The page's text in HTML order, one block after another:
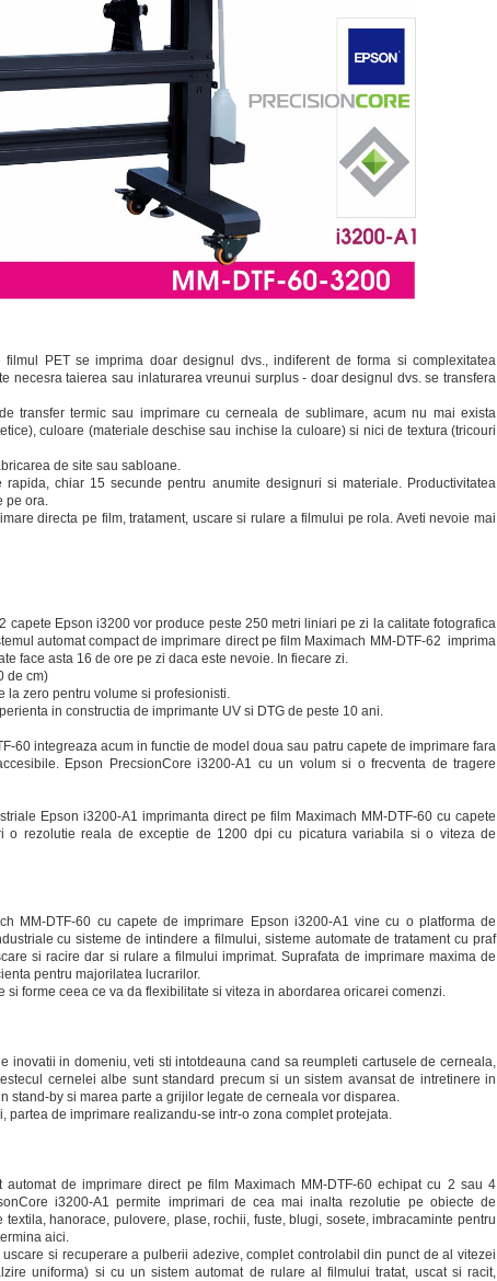
PET se imprima doar designul dvs., indiferent de forma si complexitatea
necesra taierea sau inlaturarea vreunui surplus - doar designul dvs. se transfera
transfer termic sau imprimare cu cerneala de sublimare, acum nu mai exista
culoare (materiale deschise sau inchise la culoare) si nici de textura (tricouri
de site sau sabloane.
chiar 15 secunde pentru anumite designuri si materiale. Productivitatea
pe ora.
directa pe film, tratament, uscare si rulare a filmului pe rola. Aveti nevoie mai
capete Epson i3200 vor produce peste 250 metri liniari pe zi la calitate fotografica
automat compact de imprimare direct pe film Maximach MM-DTF-62 imprima
face asta 16 de ore pe zi daca este nevoie. In fiecare zi.
de cm)
la zero pentru volume si profesionisti.
in constructia de imprimante UV si DTG de peste 10 ani.
60 integreaza acum in functie de model doua sau patru capete de imprimare fara
Epson PrecsionCore i3200-A1 cu un volum si o frecventa de tragere
Epson i3200-A1 imprimanta direct pe film Maximach MM-DTF-60 cu capete
o rezolutie reala de exceptie de 1200 dpi cu picatura variabila si o viteza de
MM-DTF-60 cu capete de imprimare Epson i3200-A1 vine cu o platforma de
cu sisteme de intindere a filmului, sisteme automate de tratament cu praf
si racire dar si rulare a filmului imprimat. Suprafata de imprimare maxima de
pentru majorilatea lucrarilor.
si forme ceea ce va da flexibilitate si viteza in abordarea oricarei comenzi.
inovatii in domeniu, veti sti intotdeauna cand sa reumpleti cartusele de cerneala,
cernelei albe sunt standard precum si un sistem avansat de intretinere in
stand-by si marea parte a grijilor legate de cerneala vor disparea.
partea de imprimare realizandu-se intr-o zona complet protejata.
automat de imprimare direct pe film Maximach MM-DTF-60 echipat cu 2 sau 4
i3200-A1 permite imprimari de cea mai inalta rezolutie pe obiecte de
hanorace, pulovere, plase, rochii, fuste, blugi, sosete, imbracaminte pentru
aici.
si recuperare a pulberii adezive, complet controlabil din punct de al vitezei
uniforma) si cu un sistem automat de rulare al filmului tratat, uscat si racit,